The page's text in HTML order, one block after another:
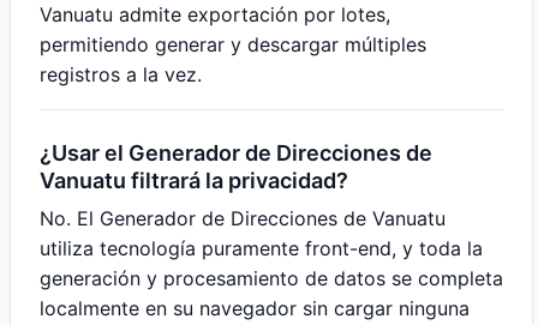
Vanuatu admite exportación por lotes,
permitiendo generar y descargar múltiples
registros a la vez.
¿Usar el Generador de Direcciones de
Vanuatu filtrará la privacidad?
No. El Generador de Direcciones de Vanuatu
utiliza tecnología puramente front-end, y toda la
generación y procesamiento de datos se completa
localmente en su navegador sin cargar ninguna